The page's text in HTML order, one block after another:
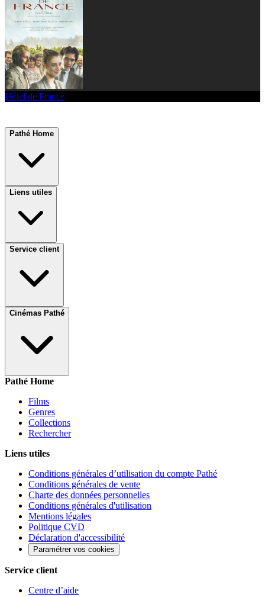
Hôtel de France
Pathé Home
Liens utiles
Service client
Cinémas Pathé
Pathé Home
Films
Genres
Collections
Rechercher
Liens utiles
Conditions générales d’utilisation du compte Pathé
Conditions générales de vente
Charte des données personnelles
Conditions générales d'utilisation
Mentions légales
Politique CVD
Déclaration d'accessibilité
Paramétrer vos cookies
Service client
Centre d’aide